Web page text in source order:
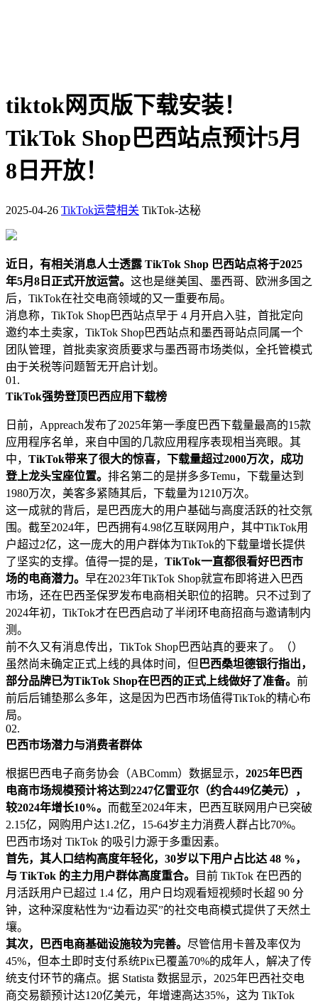
tiktok网页版下载安装！
TikTok Shop巴西站点预计5月
8日开放！
2025-04-26 TikTok运营相关 TikTok-达秘
近日，有相关消息人士透露 TikTok Shop 巴西站点将于2025
年5月8日正式开放运营。 这也是继美国、墨西哥、欧洲多国之
后，TikTok在社交电商领域的又一重要布局。
消息称，TikTok Shop巴西站点早于 4 月开启入驻，首批定向
邀约本土卖家，TikTok Shop巴西站点和墨西哥站点同属一个
团队管理，首批卖家资质要求与墨西哥市场类似，全托管模式
由于关税等问题暂无开启计划。
01.
TikTok强势登顶巴西应用下载榜
日前，Appreach发布了2025年第一季度巴西下载量最高的15款
应用程序名单，来自中国的几款应用程序表现相当亮眼。其
中， TikTok带来了很大的惊喜，下载量超过2000万次，成功
登上龙头宝座位置。 排名第二的是拼多多Temu，下载量达到
1980万次，美客多紧随其后，下载量为1210万次。
这一成就的背后，是巴西庞大的用户基础与高度活跃的社交氛
围。截至2024年，巴西拥有4.98亿互联网用户，其中TikTok用
户超过2亿，这一庞大的用户群体为TikTok的下载量增长提供
了坚实的支撑。值得一提的是， TikTok一直都很看好巴西市
场的电商潜力。 早在2023年TikTok Shop就宣布即将进入巴西
市场，还在巴西圣保罗发布电商相关职位的招聘。只不过到了
2024年初，TikTok才在巴西启动了半闭环电商招商与邀请制内
测。
前不久又有消息传出，TikTok Shop巴西站真的要来了。（）
虽然尚未确定正式上线的具体时间，但 巴西桑坦德银行指出，
部分品牌已为TikTok Shop在巴西的正式上线做好了准备。 前
前后后铺垫那么多年，这是因为巴西市场值得TikTok的精心布
局。
02.
巴西市场潜力与消费者群体
根据巴西电子商务协会（ABComm）数据显示， 2025年巴西
电商市场规模预计将达到2247亿雷亚尔（约合449亿美元），
较2024年增长10%。 而截至2024年末，巴西互联网用户已突破
2.15亿，网购用户达1.2亿，15-64岁主力消费人群占比70%。
巴西市场对 TikTok 的吸引力源于多重因素。
首先，其人口结构高度年轻化，30岁以下用户占比达 48 %，
与 TikTok 的主力用户群体高度重合。
目前 TikTok 在巴西的
月活跃用户已超过 1.4 亿，用户日均观看短视频时长超 90 分
钟，这种深度粘性为“边看边买”的社交电商模式提供了天然土
壤。
其次，巴西电商基础设施较为完善。 尽管信用卡普及率仅为
45%，但本土即时支付系统Pix已覆盖70%的成年人，解决了传
统支付环节的痛点。据 Statista 数据显示，2025年巴西社交电
商交易额预计达120亿美元，年增速高达35%，这为 TikTok